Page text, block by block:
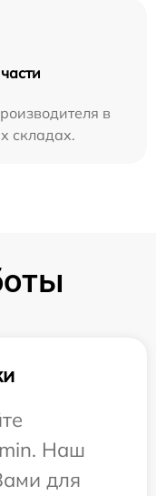
в
складах.
Наш
для